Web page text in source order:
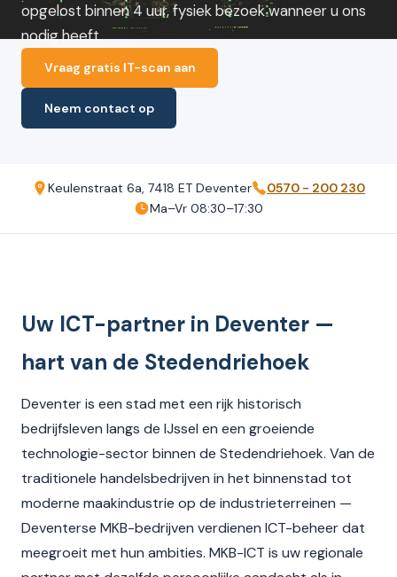
opgelost binnen 4 uur, fysiek bezoek wanneer u ons
nodig heeft.
Vraag gratis IT-scan aan
Neem contact op
Keulenstraat 6a, 7418 ET Deventer
0570 - 200 230
Ma–Vr 08:30–17:30
Uw ICT-partner in Deventer —
hart van de Stedendriehoek
Deventer is een stad met een rijk historisch
bedrijfsleven langs de IJssel en een groeiende
technologie-sector binnen de Stedendriehoek. Van de
traditionele handelsbedrijven in het binnenstad tot
moderne maakindustrie op de industrieterreinen —
Deventerse MKB-bedrijven verdienen ICT-beheer dat
meegroeit met hun ambities. MKB-ICT is uw regionale